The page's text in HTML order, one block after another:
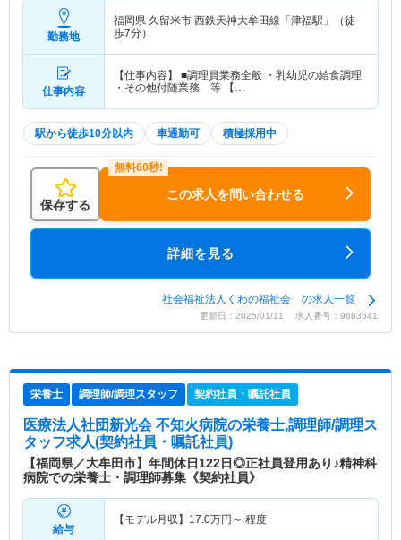
勤務地
福岡県 久留米市 西鉄天神大牟田線「津福駅」（徒
歩7分）
仕事内容
【仕事内容】 ■調理員業務全般 ・乳幼児の給食調理
・その他付随業務 等 【…
駅から徒歩10分以内 車通勤可 積極採用中
保存する
この求人を問い合わせる
詳細を見る
社会福祉法人くわの福祉会 の求人一覧
更新日：2025/01/11 求人番号：9683541
栄養士 調理師/調理スタッフ 契約社員・嘱託社員
医療法人社団新光会 不知火病院の栄養士,調理師/調理ス
タッフ求人(契約社員・嘱託社員)
【福岡県／大牟田市】年間休日122日◎正社員登用あり♪精神科
病院での栄養士・調理師募集《契約社員》
給与
【モデル月収】 17.0万円～ 程度